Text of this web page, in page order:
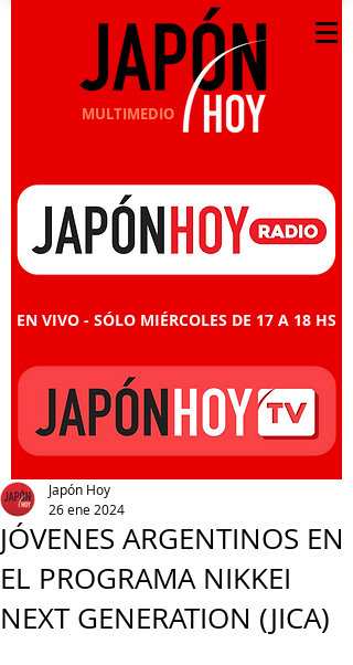
MULTIMEDIO
EN VIVO - SÓLO MIÉRCOLES DE 17 A 18 HS
JÓVENES ARGENTINOS EN
EL PROGRAMA NIKKEI
NEXT GENERATION (JICA)
Japón Hoy
26 ene 2024